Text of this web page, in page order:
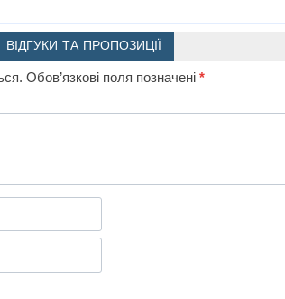
ВІДГУКИ ТА ПРОПОЗИЦІЇ
Обов’язкові поля позначені *